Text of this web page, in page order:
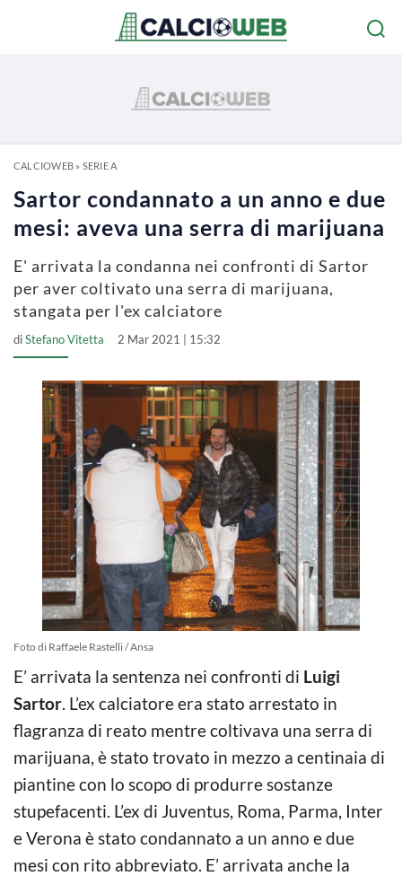
CALCIOWEB» SERIE A
Sartor condannato a un anno e due
mesi: aveva una serra di marijuana
E' arrivata la condanna nei confronti di Sartor
per aver coltivato una serra di marijuana,
stangata per l'ex calciatore
diStefano Vitetta 2 Mar 2021 | 15:32
Foto di Raffaele Rastelli / Ansa
E’ arrivata la sentenza nei confronti di Luigi
Sartor. L’ex calciatore era stato arrestato in
flagranza di reato mentre coltivava una serra di
marijuana, è stato trovato in mezzo a centinaia di
piantine con lo scopo di produrre sostanze
stupefacenti. L’ex di Juventus, Roma, Parma, Inter
e Verona è stato condannato a un anno e due
mesi con rito abbreviato. E’ arrivata anche la